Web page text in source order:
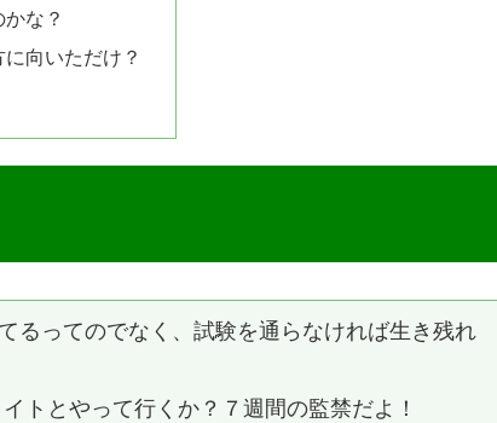
な？
向いただけ？
るってのでなく、試験を通らなければ生き残れ
トとやって行くか？７週間の監禁だよ！